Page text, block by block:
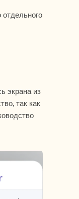
экрана из
так как